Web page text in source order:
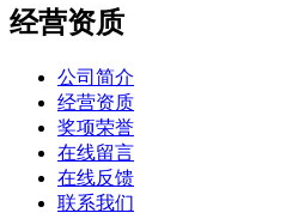
经营资质
公司简介
经营资质
奖项荣誉
在线留言
在线反馈
联系我们